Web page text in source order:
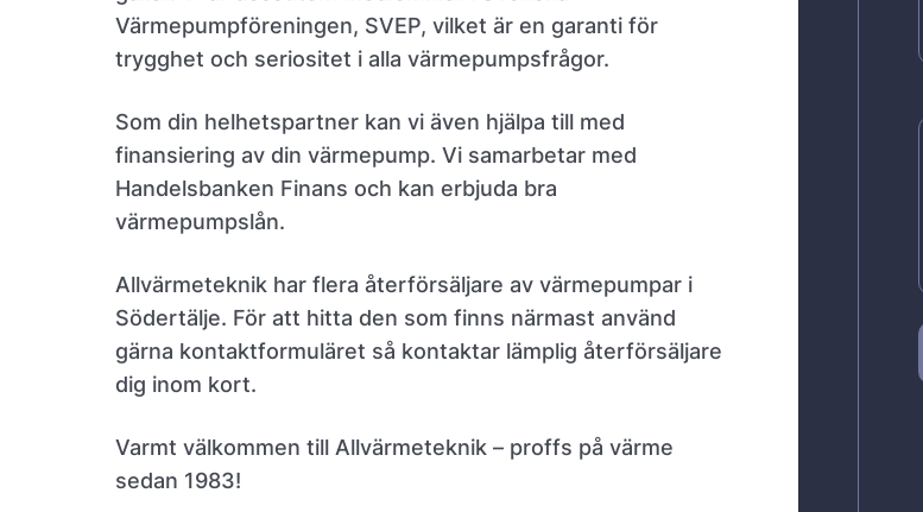
Värmepumpföreningen, SVEP, vilket är en garanti för
trygghet och seriositet i alla värmepumpsfrågor.
Som din helhetspartner kan vi även hjälpa till med
finansiering av din värmepump. Vi samarbetar med
Handelsbanken Finans och kan erbjuda bra
värmepumpslån.
Allvärmeteknik har flera återförsäljare av värmepumpar i
Södertälje. För att hitta den som finns närmast använd
gärna kontaktformuläret så kontaktar lämplig återförsäljare
dig inom kort.
Varmt välkommen till Allvärmeteknik – proffs på värme
sedan 1983!